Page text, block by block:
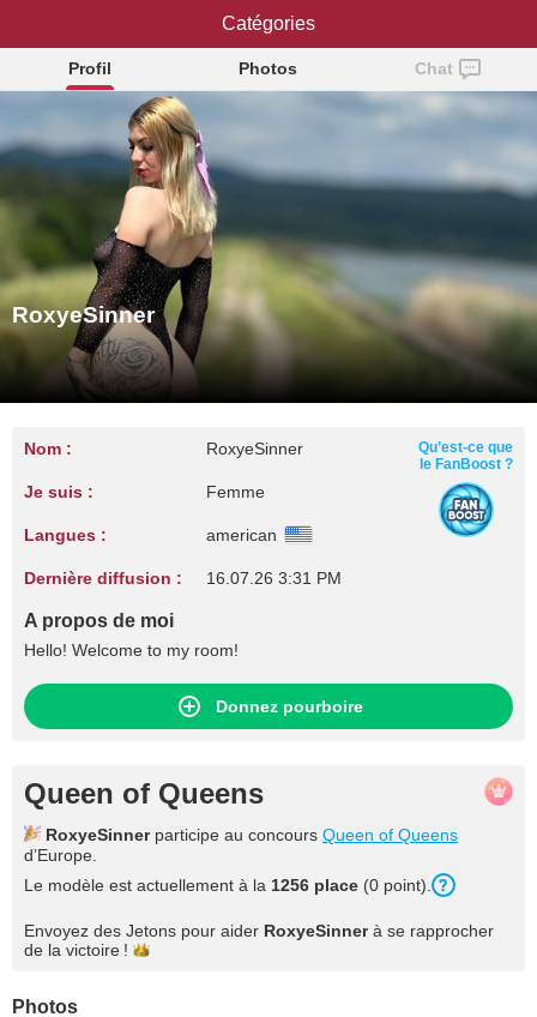
RoxyeSinner
Profil Photos Chat
RoxyeSinner
Nom : RoxyeSinner
Je suis : Femme
Langues : american
Dernière diffusion : 16.07.26 3:31 PM
Qu’est-ce que
le FanBoost ?
A propos de moi
Hello! Welcome to my room!
Donnez pourboire
Queen of Queens
RoxyeSinner participe au concours Queen of Queens
d’Europe.
Le modèle est actuellement à la 1256 place (0 point).
Envoyez des Jetons pour aider RoxyeSinner à se rapprocher
de la victoire !
Photos
Catégories